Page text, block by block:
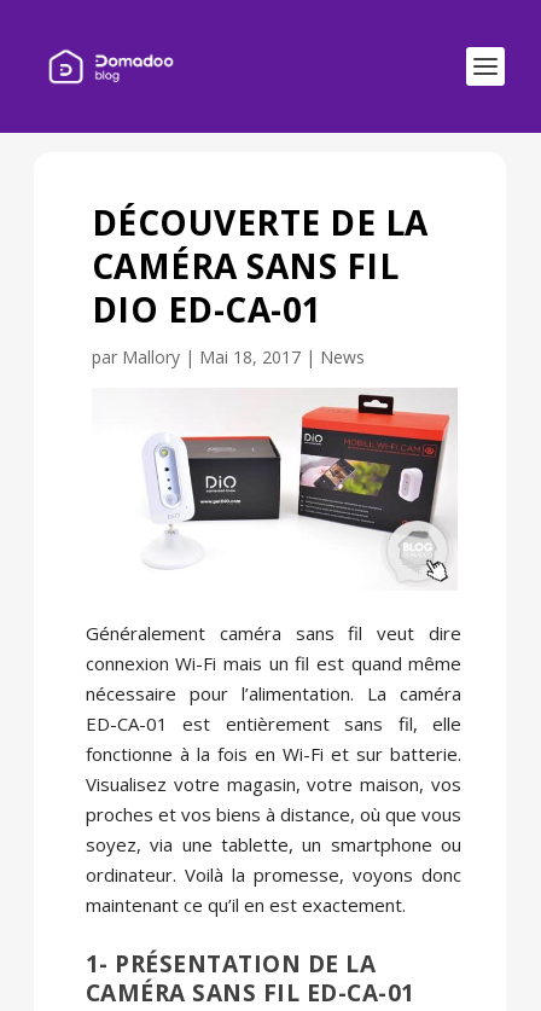
DÉCOUVERTE DE LA
CAMÉRA SANS FIL
DIO ED-CA-01
par Mallory| Mai 18, 2017| News
Généralement caméra sans fil veut dire
connexion Wi-Fi mais un fil est quand même
nécessaire pour l’alimentation. La caméra
ED-CA-01 est entièrement sans fil, elle
fonctionne à la fois en Wi-Fi et sur batterie.
Visualisez votre magasin, votre maison, vos
proches et vos biens à distance, où que vous
soyez, via une tablette, un smartphone ou
ordinateur. Voilà la promesse, voyons donc
maintenant ce qu’il en est exactement.
1- PRÉSENTATION DE LA
CAMÉRA SANS FIL ED-CA-01